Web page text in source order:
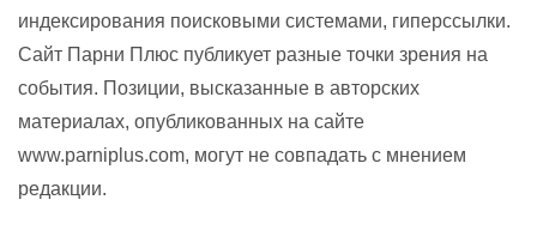
индексирования поисковыми системами, гиперссылки.
Сайт Парни Плюс публикует разные точки зрения на
события. Позиции, высказанные в авторских
материалах, опубликованных на сайте
www.parniplus.com, могут не совпадать с мнением
редакции.